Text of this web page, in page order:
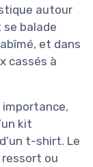
autour
balade
et dans
cassés à
kit
t-shirt. Le
ou